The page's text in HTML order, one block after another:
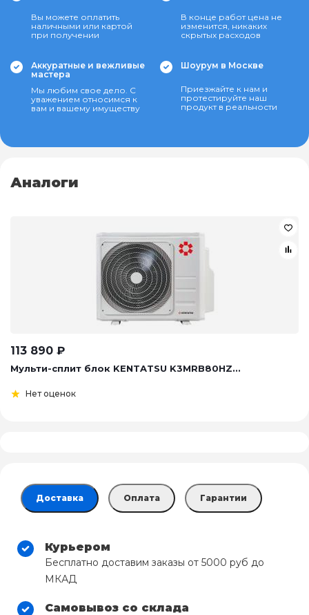
Вы можете оплатить
наличными или картой
при получении
В конце работ цена не
изменится, никаких
скрытых расходов
Аккуратные и вежливые
мастера
Мы любим свое дело. С
уважением относимся к
вам и вашему имуществу
Шоурум в Москве
Приезжайте к нам и
протестируйте наш
продукт в реальности
Аналоги
113 890 ₽
Мульти-сплит блок KENTATSU K3MRB80HZ...
Нет оценок
Доставка Оплата Гарантии
Курьером
Бесплатно доставим заказы от 5000 руб до
МКАД
Самовывоз со склада